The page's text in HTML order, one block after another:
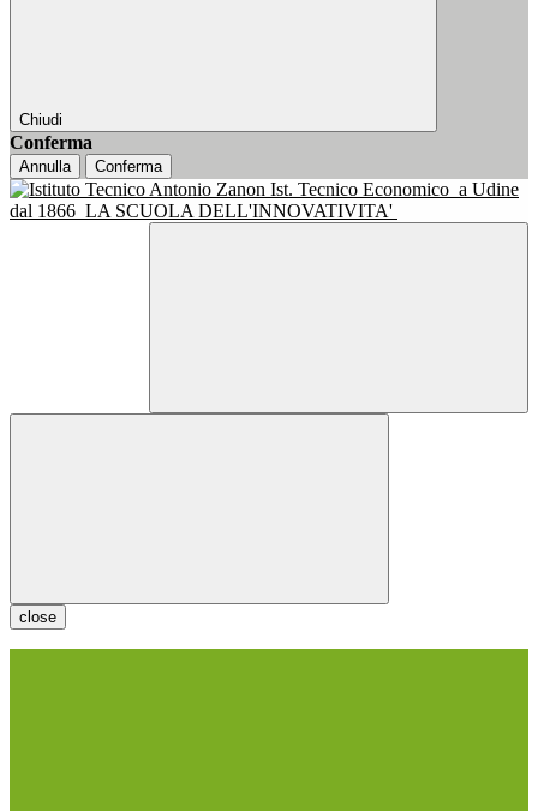
Chiudi
Conferma
Annulla Conferma
Ist. Tecnico Economico a Udine
dal 1866 LA SCUOLA DELL'INNOVATIVITA'
close